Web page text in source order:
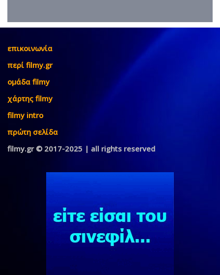
επικοινωνία
περί filmy.gr
ομάδα filmy
χάρτης filmy
filmy intro
πρώτη σελίδα
filmy.gr © 2017-2025 | all rights reserved